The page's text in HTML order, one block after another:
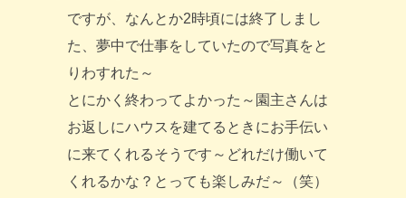
ですが、なんとか2時頃には終了しまし
た、夢中で仕事をしていたので写真をと
りわすれた～
とにかく終わってよかった～園主さんは
お返しにハウスを建てるときにお手伝い
に来てくれるそうです～どれだけ働いて
くれるかな？とっても楽しみだ～（笑）